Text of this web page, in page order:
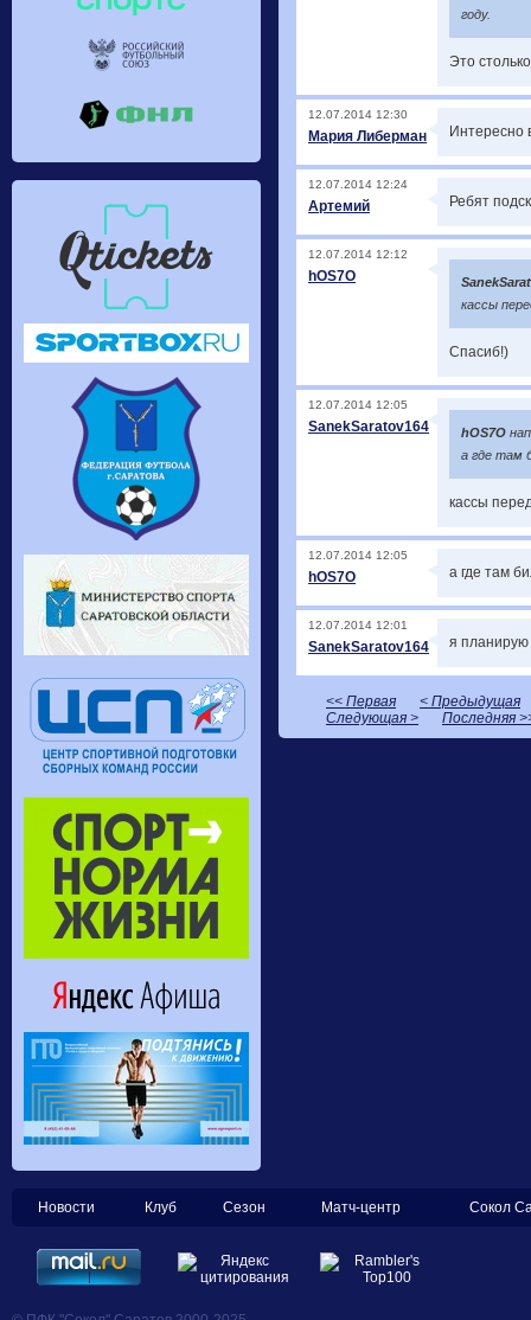
году.
Это
12.07.2014 12:30
Мария Либерман Интересно
12.07.2014 12:24
Артемий Ребят
12.07.2014 12:12
hOS7O
кассы
Спасиб!)
12.07.2014 12:05
SanekSaratov164 hOS7O
а где там
кассы
12.07.2014 12:05
hOS7O а где там
12.07.2014 12:01
SanekSaratov164 я планирую
<< Первая
< Предыдущая
Следующая >
Последняя
Новости Клуб Сезон Матч-центр Сокол